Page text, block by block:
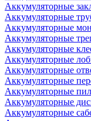
Аккумуляторные
Аккумуляторные
Аккумуляторные
Аккумуляторные
Аккумуляторные
Аккумуляторные
Аккумуляторные
Аккумуляторные
Аккумуляторные
Аккумуляторные
Аккумуляторные